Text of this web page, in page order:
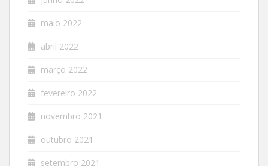
maio 2022
abril 2022
março 2022
fevereiro 2022
novembro 2021
outubro 2021
setembro 2021